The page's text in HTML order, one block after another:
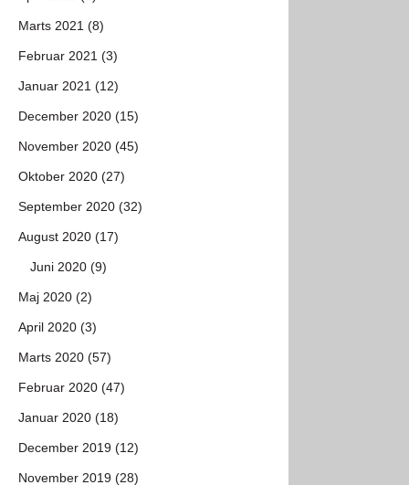
Marts 2021 (8)
Februar 2021 (3)
Januar 2021 (12)
December 2020 (15)
November 2020 (45)
Oktober 2020 (27)
September 2020 (32)
August 2020 (17)
Juni 2020 (9)
Maj 2020 (2)
April 2020 (3)
Marts 2020 (57)
Februar 2020 (47)
Januar 2020 (18)
December 2019 (12)
November 2019 (28)